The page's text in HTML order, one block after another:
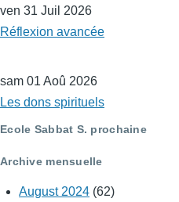
ven 31 Juil 2026
Réflexion avancée
sam 01 Aoû 2026
Les dons spirituels
Ecole Sabbat S. prochaine
Archive mensuelle
August 2024 (62)